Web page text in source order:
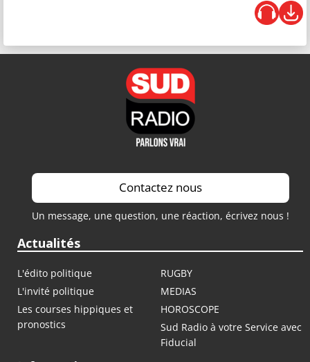
Contactez nous
Un message, une question, une réaction, écrivez nous !
Actualités
L'édito politique
RUGBY
L'invité politique
MEDIAS
Les courses hippiques et
pronostics
HOROSCOPE
Sud Radio à votre Service avec
Fiducial